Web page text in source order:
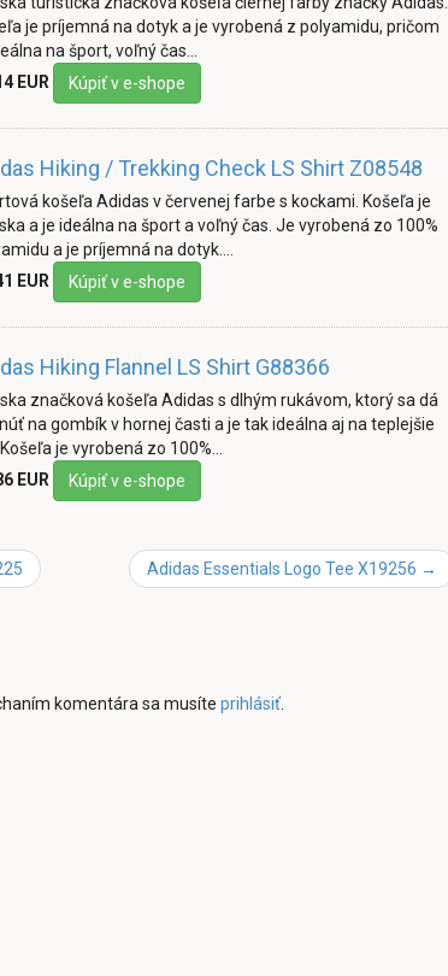
je príjemná na dotyk a je vyrobená z polyamidu, pričom
na šport, voľný čas…
EUR
Kúpiť v e-shope
Hiking / Trekking Check LS Shirt Z08548
košeľa Adidas v červenej farbe s kockami. Košeľa je
a je ideálna na šport a voľný čas. Je vyrobená zo 100%
a je príjemná na dotyk.…
EUR
Kúpiť v e-shope
Hiking Flannel LS Shirt G88366
značková košeľa Adidas s dlhým rukávom, ktorý sa dá
na gombík v hornej časti a je tak ideálna aj na teplejšie
je vyrobená zo 100%…
EUR
Kúpiť v e-shope
Adidas Essentials Logo Tee X19256 →
komentára sa musíte prihlásiť.